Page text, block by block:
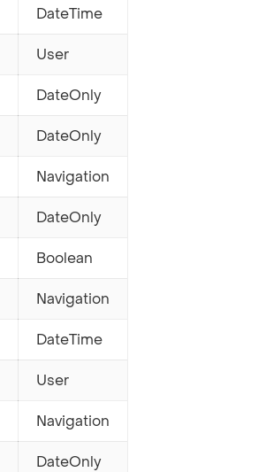
DateTime
User
DateOnly
DateOnly
Navigation
DateOnly
Boolean
Navigation
DateTime
User
Navigation
DateOnly